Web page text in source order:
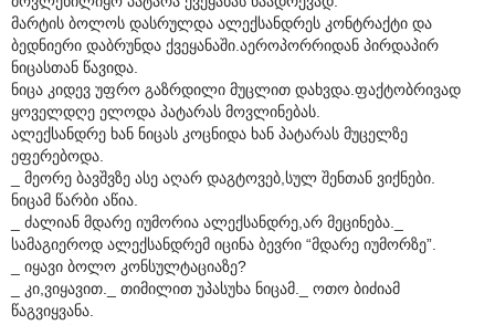
მარტის ბოლოს დასრულდა ალექსანდრეს კონტრაქტი და
ბედნიერი დაბრუნდა ქვეყანაში.აეროპორრიდან პირდაპირ
ნიცასთან წავიდა.
ნიცა კიდევ უფრო გაზრდილი მუცლით დახვდა.ფაქტობრივად
ყოველდღე ელოდა პატარას მოვლინებას.
ალექსანდრე ხან ნიცას კოცნიდა ხან პატარას მუცელზე
ეფერებოდა.
_ მეორე ბავშვზე ასე აღარ დაგტოვებ,სულ შენთან ვიქნები.
ნიცამ წარბი აწია.
_ ძალიან მდარე იუმორია ალექსანდრე,არ მეცინება._
სამაგიეროდ ალექსანდრემ იცინა ბევრი “მდარე იუმორზე”.
_ იყავი ბოლო კონსულტაციაზე?
_ კი,ვიყავით._ თიმილით უპასუხა ნიცამ._ ოთო ბიძიამ
წაგვიყვანა.